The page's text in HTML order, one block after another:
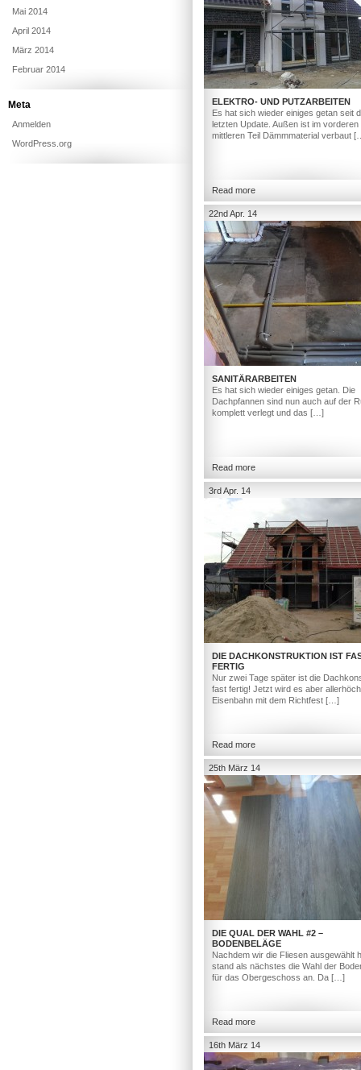
ELEKTRO- UND PUTZARBEITEN
Es hat sich wieder einiges getan seit
letzten Update. Außen ist im vorderen
mittleren Teil Dämmmaterial verbaut
Read more
22nd Apr. 14
SANITÄRARBEITEN
Es hat sich wieder einiges getan. Die
Dachpfannen sind nun auch auf der
komplett verlegt und das […]
Read more
3rd Apr. 14
DIE DACHKONSTRUKTION IST
FERTIG
Nur zwei Tage später ist die
fast fertig! Jetzt wird es aber
Eisenbahn mit dem Richtfest […]
Read more
25th März 14
DIE QUAL DER WAHL #2 –
BODENBELÄGE
Nachdem wir die Fliesen ausgewählt
stand als nächstes die Wahl der
für das Obergeschoss an. Da […]
Read more
16th März 14
Mai 2014
April 2014
März 2014
Februar 2014
Meta
Anmelden
WordPress.org